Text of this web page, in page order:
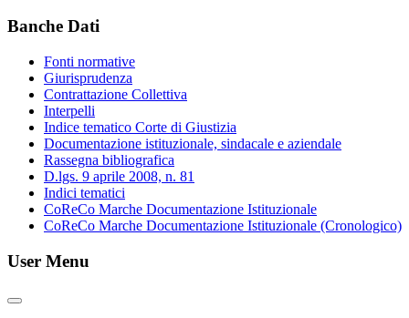
Banche Dati
Fonti normative
Giurisprudenza
Contrattazione Collettiva
Interpelli
Indice tematico Corte di Giustizia
Documentazione istituzionale, sindacale e aziendale
Rassegna bibliografica
D.lgs. 9 aprile 2008, n. 81
Indici tematici
CoReCo Marche Documentazione Istituzionale
CoReCo Marche Documentazione Istituzionale (Cronologico)
User Menu